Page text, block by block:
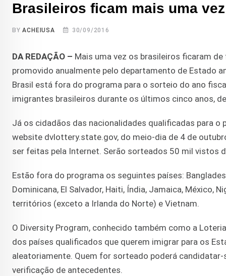
Brasileiros ficam mais uma
BYACHEIUSA 30/09/2016
DA REDAÇÃO – Mais uma vez os brasileiros ficaram
promovido anualmente pelo departamento de Estado
Brasil está fora do programa para o sorteio do ano
imigrantes brasileiros durante os últimos cinco anos,
Já os cidadãos das nacionalidades qualificadas para o
website dvlottery.state.gov, do meio-dia de 4 de
ser feitas pela Internet. Serão sorteados 50 mil vistos
Estão fora do programa os seguintes países:
Dominicana, El Salvador, Haiti, Índia, Jamaica, México,
territórios (exceto a Irlanda do Norte) e Vietnam.
O Diversity Program, conhecido também como a
dos países qualificados que querem imigrar para os
aleatoriamente. Quem for sorteado poderá
verificação de antecedentes.